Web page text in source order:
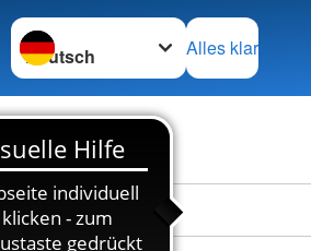
Sprache wechseln zu
Alles klar